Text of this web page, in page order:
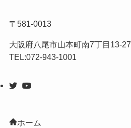
〒581-0013
大阪府八尾市山本町南7丁目13-27
TEL:072-943-1001
ホーム